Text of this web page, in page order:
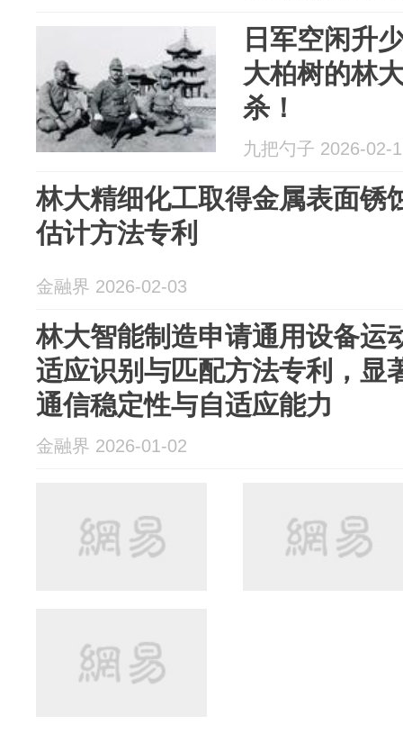
日军空闲升
大柏树的林
杀！
九把勺子 2026-02-
林大精细化工取得金属表面锈
估计方法专利
金融界 2026-02-03
林大智能制造申请通用设备运
适应识别与匹配方法专利，显
通信稳定性与自适应能力
金融界 2026-01-02